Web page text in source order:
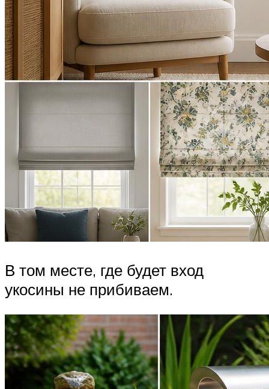
В том месте, где будет вход
укосины не прибиваем.